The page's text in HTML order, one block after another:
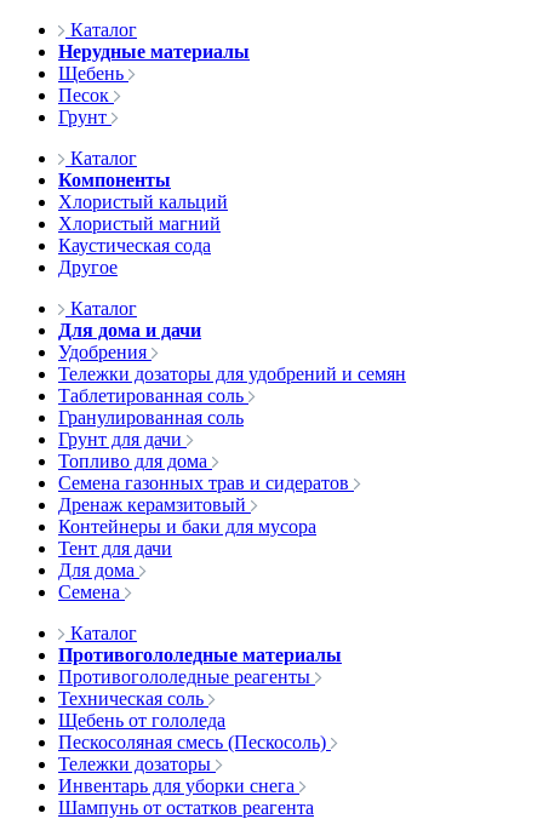
Каталог
Нерудные материалы
Щебень
Песок
Грунт
Каталог
Компоненты
Хлористый кальций
Хлористый магний
Каустическая сода
Другое
Каталог
Для дома и дачи
Удобрения
Тележки дозаторы для удобрений и семян
Таблетированная соль
Гранулированная соль
Грунт для дачи
Топливо для дома
Семена газонных трав и сидератов
Дренаж керамзитовый
Контейнеры и баки для мусора
Тент для дачи
Для дома
Семена
Каталог
Противогололедные материалы
Противогололедные реагенты
Техническая соль
Щебень от гололеда
Пескосоляная смесь (Пескосоль)
Тележки дозаторы
Инвентарь для уборки снега
Шампунь от остатков реагента